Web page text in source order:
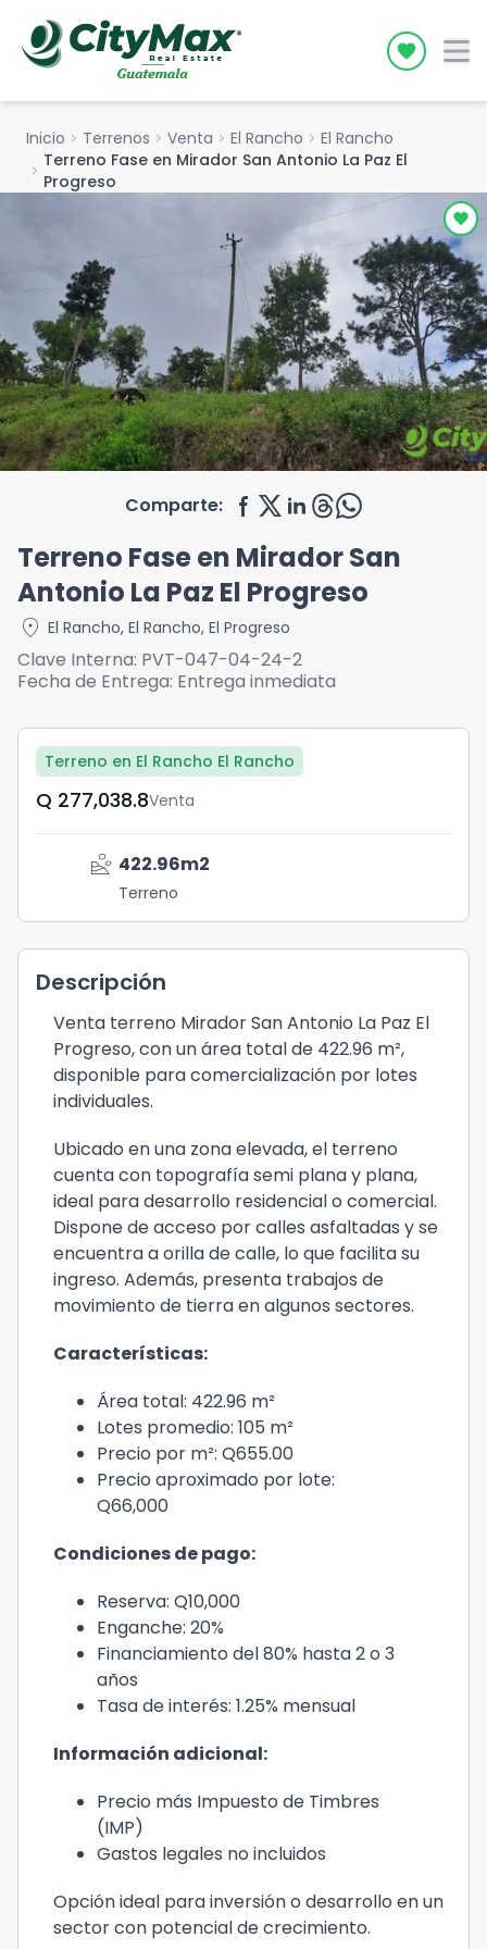
Icon
Inicio chevron_right Terrenos chevron_right Venta chevron_right El Rancho chevron_right El Rancho
chevron_right Terreno Fase en Mirador San Antonio La Paz El
Progreso
Comparte:
Terreno Fase en Mirador San
Antonio La Paz El Progreso
location_on El Rancho, El Rancho, El Progreso
Clave Interna: PVT-047-04-24-2
Fecha de Entrega: Entrega inmediata
Terreno en El Rancho El Rancho
Q	277,038.8Venta
landslide 422.96m2
Terreno
Descripción
Venta terreno Mirador San Antonio La Paz El
Progreso, con un área total de 422.96 m²,
disponible para comercialización por lotes
individuales.
Ubicado en una zona elevada, el terreno
cuenta con topografía semi plana y plana,
ideal para desarrollo residencial o comercial.
Dispone de acceso por calles asfaltadas y se
encuentra a orilla de calle, lo que facilita su
ingreso. Además, presenta trabajos de
movimiento de tierra en algunos sectores.
Características:
Área total: 422.96 m²
Lotes promedio: 105 m²
Precio por m²: Q655.00
Precio aproximado por lote:
Q66,000
Condiciones de pago:
Reserva: Q10,000
Enganche: 20%
Financiamiento del 80% hasta 2 o 3
años
Tasa de interés: 1.25% mensual
Información adicional:
Precio más Impuesto de Timbres
(IMP)
Gastos legales no incluidos
Opción ideal para inversión o desarrollo en un
sector con potencial de crecimiento.